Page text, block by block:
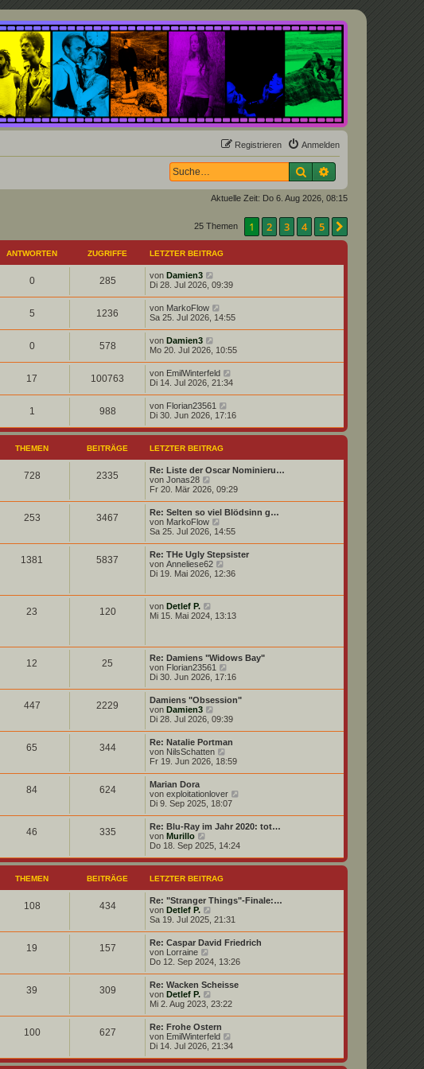
Anmelden
Registrieren
Suche
Aktuelle Zeit: Do 6. Aug 2026, 08:15
25 Themen 1 2 3 4 5
ANTWORTEN ZUGRIFFE LETZTER BEITRAG
0 285 von Damien3
Di 28. Jul 2026, 09:39
5 1236 von MarkoFlow
Sa 25. Jul 2026, 14:55
0 578 von Damien3
Mo 20. Jul 2026, 10:55
17 100763 von EmilWinterfeld
Di 14. Jul 2026, 21:34
1 988 von Florian23561
Di 30. Jun 2026, 17:16
THEMEN BEITRÄGE LETZTER BEITRAG
728 2335
Re: Liste der Oscar Nominieru…
von Jonas28
e
e
s
t
e
r
B
e
r
g
Fr 20. Mär 2026, 09:29
253 3467
Re: Selten so viel Blödsinn g…
von MarkoFlow
e
s
t
e
B
i
a
g
Sa 25. Jul 2026, 14:55
1381 5837
Re: THe Ugly Stepsister
von Anneliese62
e
e
e
i
t
r
a
g
Di 19. Mai 2026, 12:36
23 120 von Detlef P.
e
t
e
r
B
e
i
r
a
g
Mi 15. Mai 2024, 13:13
12 25
Re: Damiens "Widows Bay"
von Florian23561
e
s
t
e
r
B
i
t
a
g
Di 30. Jun 2026, 17:16
447 2229
Damiens "Obsession"
von Damien3
e
s
t
e
r
e
i
t
r
Di 28. Jul 2026, 09:39
65 344
Re: Natalie Portman
von NilsSchatten
e
t
e
r
B
i
t
r
Fr 19. Jun 2026, 18:59
84 624
Marian Dora
von exploitationlover
e
s
r
i
t
Di 9. Sep 2025, 18:07
46 335
Re: Blu-Ray im Jahr 2020: tot…
von Murillo
e
e
t
e
B
e
i
t
r
a
Do 18. Sep 2025, 14:24
THEMEN BEITRÄGE LETZTER BEITRAG
108 434
Re: "Stranger Things"-Finale:…
von Detlef P.
e
e
s
t
e
r
B
i
t
r
a
g
Sa 19. Jul 2025, 21:31
19 157
Re: Caspar David Friedrich
von
Lorraine
e
e
s
t
e
r
B
e
t
r
Do 12. Sep 2024, 13:26
39 309
Re: Wacken Scheisse
von Detlef P.
e
s
t
e
r
Mi 2. Aug 2023, 23:22
100 627
Re: Frohe Ostern
von EmilWinterfeld
e
e
Di 14. Jul 2026, 21:34